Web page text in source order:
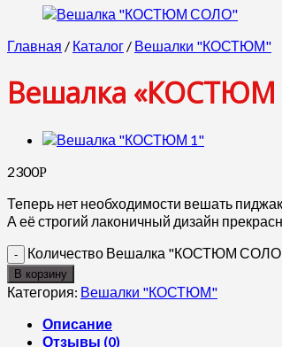
Главная / Каталог / Вешалки "КОСТЮМ"
Вешалка
2300Р
Теперь нет необходимости вешать
А её строгий лаконичный дизайн
Количество Вешалка "КОСТЮМ
В корзину
Категория: Вешалки "КОСТЮМ"
Описание
Отзывы (0)